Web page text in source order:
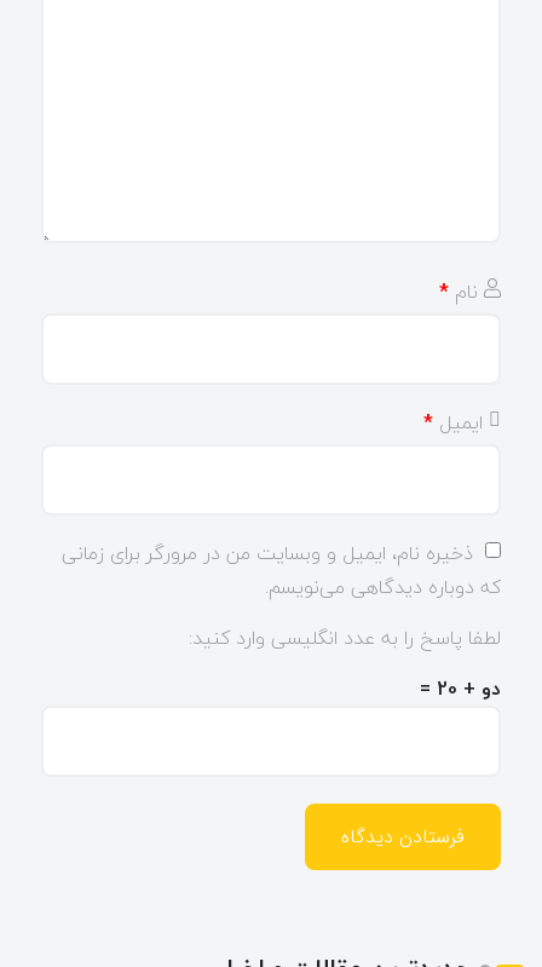
نام *
ایمیل *
ذخیره نام، ایمیل و وبسایت من در مرورگر برای زمانی
که دوباره دیدگاهی می‌نویسم.
لطفا پاسخ را به عدد انگلیسی وارد کنید:
دو + 20 =